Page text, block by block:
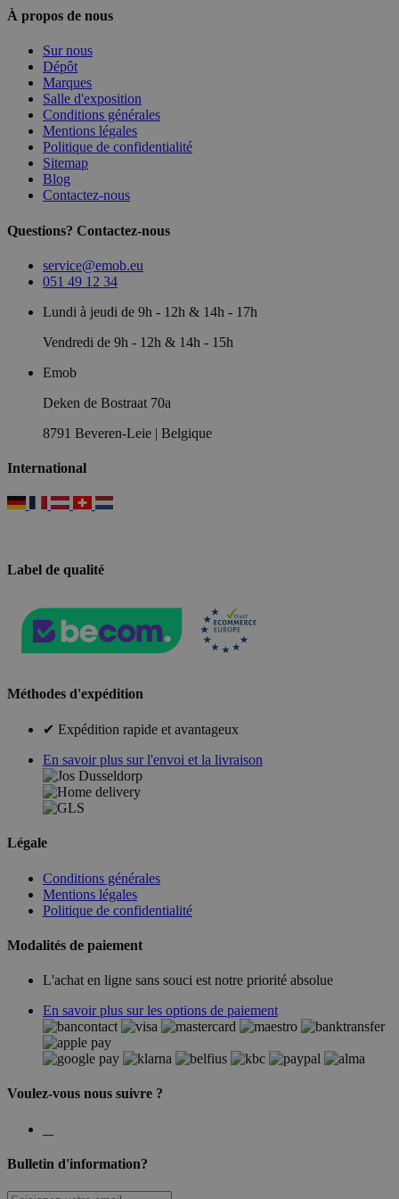
À propos de nous
Sur nous
Dépôt
Marques
Salle d'exposition
Conditions générales
Mentions légales
Politique de confidentialité
Sitemap
Blog
Contactez-nous
Questions? Contactez-nous
service@emob.eu
051 49 12 34
Lundi à jeudi de 9h - 12h & 14h - 17h
Vendredi de 9h - 12h & 14h - 15h
Emob
Deken de Bostraat 70a
8791 Beveren-Leie | Belgique
International
Label de qualité
Méthodes d'expédition
✔ Expédition rapide et avantageux
En savoir plus sur l'envoi et la livraison
Légale
Conditions générales
Mentions légales
Politique de confidentialité
Modalités de paiement
L'achat en ligne sans souci est notre priorité absolue
En savoir plus sur les options de paiement
Voulez-vous nous suivre ?
Bulletin d'information?